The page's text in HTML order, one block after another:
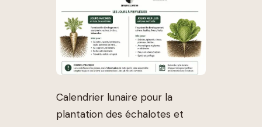
Calendrier lunaire pour la
plantation des échalotes et